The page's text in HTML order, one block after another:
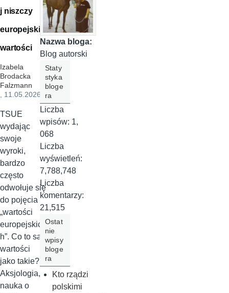
j niszczy
europejskie
wartości
Izabela
Brodacka
Falzmann
, 11.05.2026
TSUE
wydając
swoje
wyroki,
bardzo
często
odwołuje się
do pojęcia
„wartości
europejskic
h”. Co to są
wartości
jako takie?
Aksjologia,
nauka o
Nazwa bloga:
Blog autorski
Staty
styka
bloge
ra
Liczba
wpisów: 1,
068
Liczba
wyświetleń:
7,788,748
Liczba
komentarzy:
21,515
Ostat
nie
wpisy
bloge
ra
Kto rządzi
polskimi